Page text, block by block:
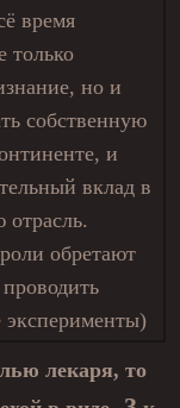
время
только
но и
собственную
и
вклад в
обретают
лекаря, то